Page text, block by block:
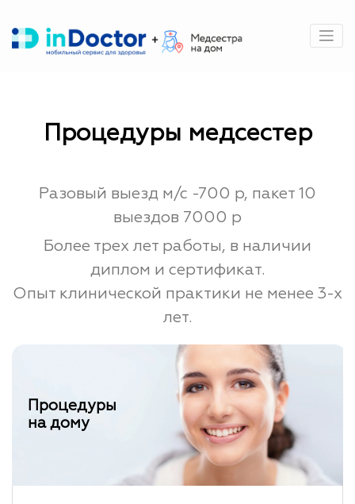
содержимому
Процедуры медсестер
Разовый выезд м/с -700 р, пакет 10
выездов 7000 р
Более трех лет работы, в наличии
диплом и сертификат.
Опыт клинической практики не менее 3-х
лет.
Процедуры
на дому